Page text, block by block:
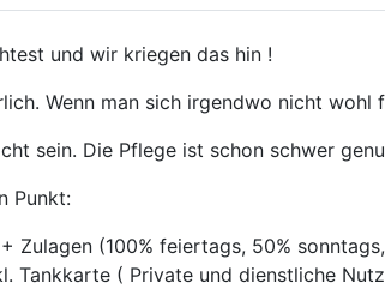
und wir kriegen das hin !
Wenn man sich irgendwo nicht
sein. Die Pflege ist schon schwer
Punkt:
Zulagen (100% feiertags, 50%
Tankkarte ( Private und dienstliche